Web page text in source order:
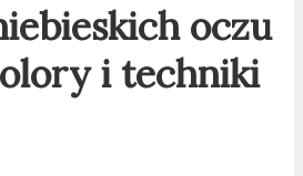
oczu
i techniki